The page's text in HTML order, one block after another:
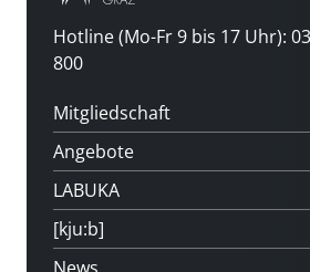
Hotline (Mo-Fr 9 bis 17 Uhr):
800
Mitgliedschaft
Angebote
LABUKA
[kju:b]